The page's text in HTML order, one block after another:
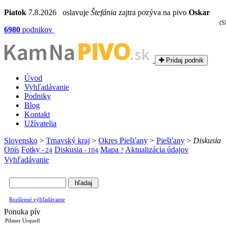
Piatok 7.8.2026 oslavuje Štefánia zajtra pozýva na pivo Oskar
6980 podnikov
Kam NaPIVO.sk Pridaj podnik
Úvod
Vyhľadávanie
Podniky
Blog
Kontakt
Užívatelia
Slovensko > Trnavský kraj > Okres Piešťany > Piešťany > Diskusia
Opis Fotky - 24 Diskusia - 104 Mapa ? Aktualizácia údajov
Vyhľadávanie
Rozšírené výhľadávanie
Ponuka pív
Pilsner Urquell